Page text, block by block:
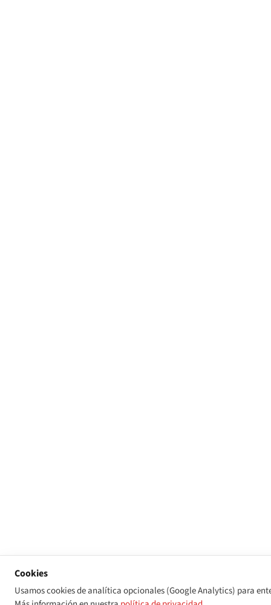
Cookies
Usamos cookies de analítica opcionales (Google Analytics) para